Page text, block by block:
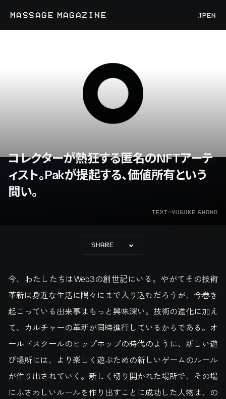
MASSAGE MAGAZINE JPEN
コレクターが熱狂する匿名のNFTアーテ
ィスト。Pakが提起する、価値所有という
問い。
TEXT=YUSUKE SHONO
SHARE
今、わたしたちはWeb3の創世記にいる。やがてその技術
革新は身近な生活に隅々にまで入り込むだろうが、今巻き
起こっている出来事はもっと興味深い。技術の進化に加え
て、カルチャーの革新が同時進行しているからである。オ
ールドスクールのヒップホップの時代のように、新しい遊
び場所には、より楽しく遊ぶための新しいゲームのルール
が作り出されていく。新しく切り開かれた場所で、その場
にふさわしいルールを作り出すことに成功した人物は、の